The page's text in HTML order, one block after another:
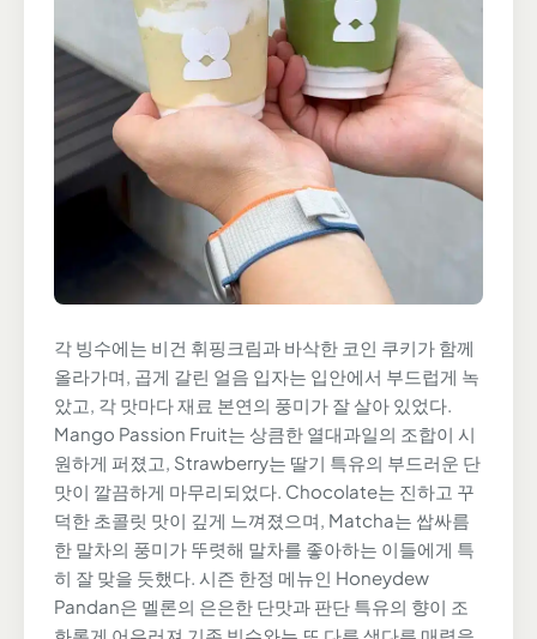
각 빙수에는 비건 휘핑크림과 바삭한 코인 쿠키가 함께
올라가며, 곱게 갈린 얼음 입자는 입안에서 부드럽게 녹
았고, 각 맛마다 재료 본연의 풍미가 잘 살아 있었다.
Mango Passion Fruit는 상큼한 열대과일의 조합이 시
원하게 퍼졌고, Strawberry는 딸기 특유의 부드러운 단
맛이 깔끔하게 마무리되었다. Chocolate는 진하고 꾸
덕한 초콜릿 맛이 깊게 느껴졌으며, Matcha는 쌉싸름
한 말차의 풍미가 뚜렷해 말차를 좋아하는 이들에게 특
히 잘 맞을 듯했다. 시즌 한정 메뉴인 Honeydew
Pandan은 멜론의 은은한 단맛과 판단 특유의 향이 조